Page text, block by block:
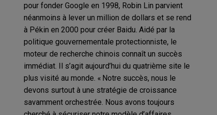
pour fonder Google en 1998, Robin Lin parvient
néanmoins à lever un million de dollars et se rend
à Pékin en 2000 pour créer Baidu. Aidé par la
politique gouvernementale protectionniste, le
moteur de recherche chinois connaît un succès
immédiat. Il s’agit aujourd’hui du quatrième site le
plus visité au monde. « Notre succès, nous le
devons surtout à une stratégie de croissance
savamment orchestrée. Nous avons toujours